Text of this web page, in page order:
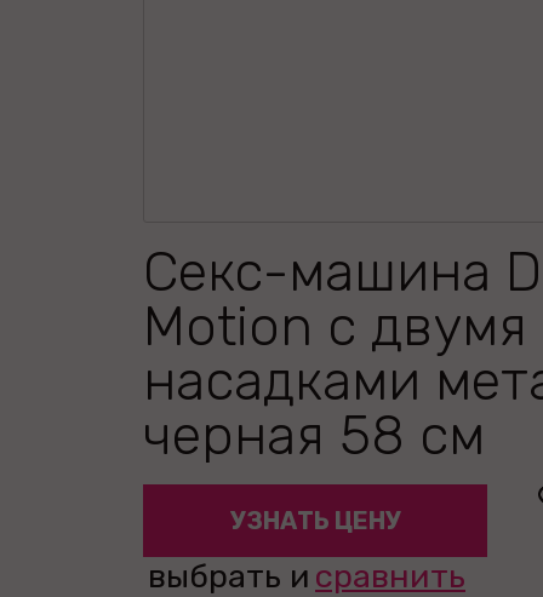
Секс-машина
Motion с двумя
насадками
черная 58 см
УЗНАТЬ ЦЕНУ
выбрать и сравнить